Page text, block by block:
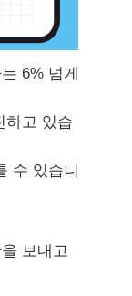
6% 넘게
하고 있습
수 있습니
보내고